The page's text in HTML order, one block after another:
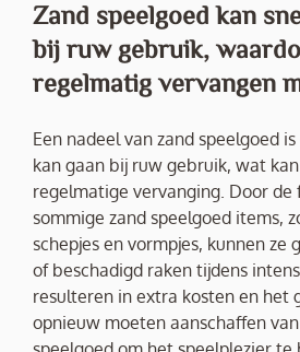
Zand speelgoed kan
bij ruw gebruik,
regelmatig vervangen
Een nadeel van zand speelgoed
kan gaan bij ruw gebruik, wat
regelmatige vervanging. Door de
sommige zand speelgoed items,
schepjes en vormpjes, kunnen ze
of beschadigd raken tijdens
resulteren in extra kosten en het
opnieuw moeten aanschaffen